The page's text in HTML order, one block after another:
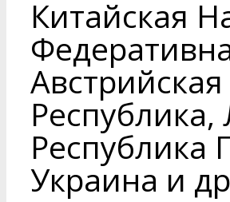
Китайская
Республика,
Республика
Украина и